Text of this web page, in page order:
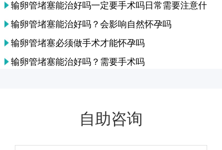
输卵管堵塞能治好吗一定要手术吗日常需要注意什么
输卵管堵塞能治好吗？会影响自然怀孕吗
输卵管堵塞必须做手术才能怀孕吗
输卵管堵塞能治好吗？需要手术吗
自助咨询